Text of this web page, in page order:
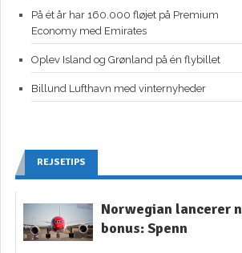
På ét år har 160.000 fløjet på Premium
Economy med Emirates
Oplev Island og Grønland på én flybillet
Billund Lufthavn med vinternyheder
REJSETIPS
Norwegian lancerer
bonus: Spenn